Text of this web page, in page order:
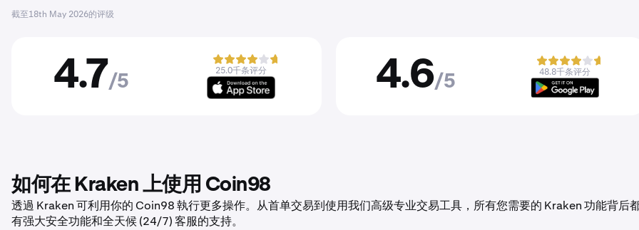
截至18th May 2026的评级
4.7/5
25.0千条评分 4.6/5
48.8千条评分
如何在 Kraken 上使用 Coin98
透過 Kraken 可利用你的 Coin98 執行更多操作。从首单交易到使用我们高级专业交易工具，所有您需要的 Kraken 功能背后
有强大安全功能和全天候 (24/7) 客服的支持。